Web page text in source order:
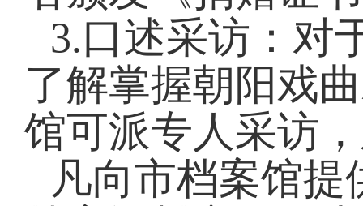
3.口述采访：对
了解掌握朝阳戏
馆可派专人采访
凡向市档案馆